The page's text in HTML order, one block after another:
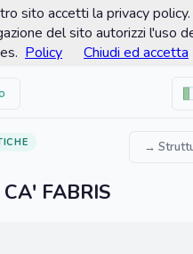
di Romano d'Ezzelino
ufficiale
→
FABRIS
sito accetti la privacy policy.
del sito autorizzi l'uso
Policy Chiudi ed accetta